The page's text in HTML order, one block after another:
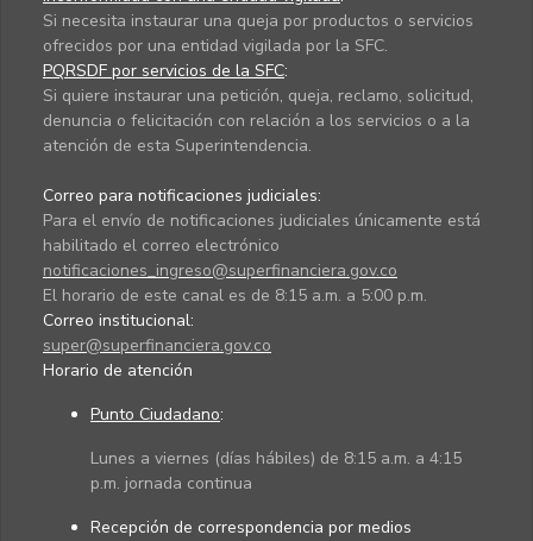
Si necesita instaurar una queja por productos o servicios
ofrecidos por una entidad vigilada por la SFC.
PQRSDF por servicios de la SFC:
Si quiere instaurar una petición, queja, reclamo, solicitud,
denuncia o felicitación con relación a los servicios o a la
atención de esta Superintendencia.
Correo para notificaciones judiciales:
Para el envío de notificaciones judiciales únicamente está
habilitado el correo electrónico
notificaciones_ingreso@superfinanciera.gov.co
El horario de este canal es de 8:15 a.m. a 5:00 p.m.
Correo institucional:
super@superfinanciera.gov.co
Horario de atención
Punto Ciudadano:
Lunes a viernes (días hábiles) de 8:15 a.m. a 4:15
p.m. jornada continua
Recepción de correspondencia por medios